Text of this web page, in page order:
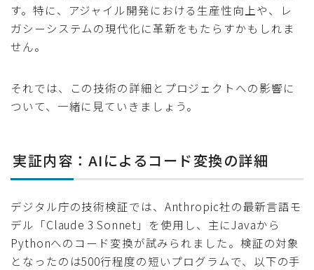
す。特に、アジャイル開発における生産性向上や、レ
ガシーシステムの現代化に革新をもたらすかもしれま
せん。
それでは、この技術の詳細とプロジェクトへの影響に
ついて、一緒に見ていきましょう。
実証内容：AIによるコード変換の詳細
デジタル庁の技術検証では、Anthropic社の最新言語モ
デル「Claude 3 Sonnet」を使用し、主にJavaから
Pythonへのコード変換が試みられました。検証の対象
となったのは500行程度の短いプログラムで、以下の手